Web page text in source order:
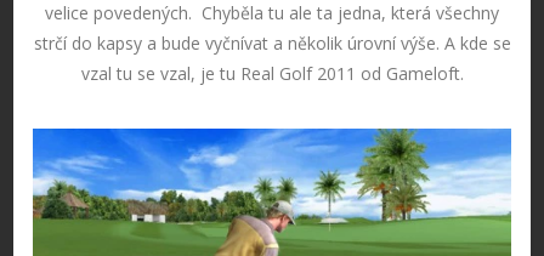
velice povedených. Chyběla tu ale ta jedna, která všechny
strčí do kapsy a bude vyčnívat a několik úrovní výše. A kde se
vzal tu se vzal, je tu Real Golf 2011 od Gameloft.